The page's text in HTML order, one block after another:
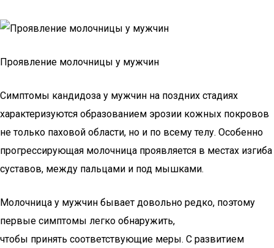
Проявление молочницы у мужчин
Симптомы кандидоза у мужчин на поздних стадиях
характеризуются образованием эрозии кожных покровов
не только паховой области, но и по всему телу. Особенно
прогрессирующая молочница проявляется в местах изгиба
суставов, между пальцами и под мышками.
Молочница у мужчин бывает довольно редко, поэтому
первые симптомы легко обнаружить,
чтобы принять соответствующие меры. С развитием